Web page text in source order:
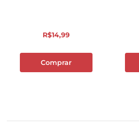
R$14,99
Comprar